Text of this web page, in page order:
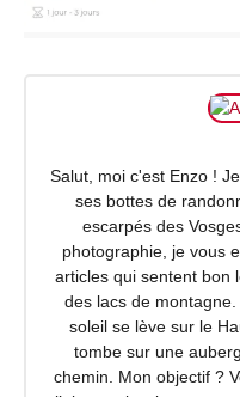
Salut, moi c'est Enzo !
ses bottes de
escarpés des
photographie, je vous
articles qui sentent bon
des lacs de
soleil se lève sur le
tombe sur une
chemin. Mon objectif ?